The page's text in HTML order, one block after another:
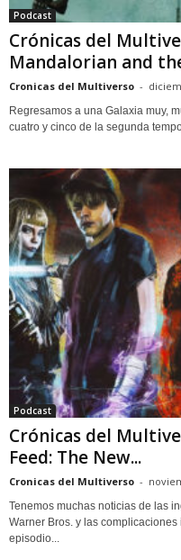
Podcast
Crónicas del
Mandalorian and
Cronicas del Multiverso -
Regresamos a una Galaxia muy,
cuatro y cinco de la segunda
Podcast
Crónicas del
Feed: The New...
Cronicas del Multiverso -
Tenemos muchas noticias de las
Warner Bros. y las
episodio...